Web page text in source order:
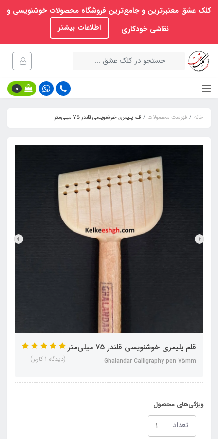
کلک عشق معتبرترین و جامع‌ترین فروشگاه محصولات خوشنویسی و
نقاشی خودکاری
اطلاعات بیشتر
0
خانه فهرست محصولات قلم پلیمری خوشنویسی قلندر 75 میلی‌متر
قلم پلیمری خوشنویسی قلندر 75 میلی‌متر
Ghalandar Calligraphy pen 75mm (دیدگاه 1 کاربر)
ویژگی‌های محصول
تعداد